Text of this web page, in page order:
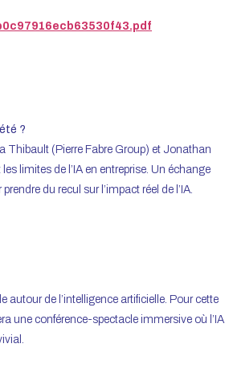
?
Thibault (Pierre Fabre Group) et Jonathan
limites de l’IA en entreprise. Un échange
du recul sur l’impact réel de l’IA.
autour de l’intelligence artificielle. Pour cette
une conférence-spectacle immersive où l’IA